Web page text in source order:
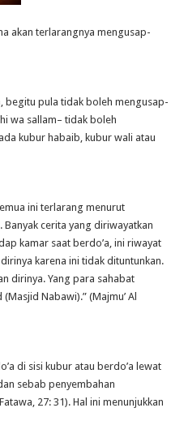
akan terlarangnya mengusap-
begitu pula tidak boleh mengusap-
wa sallam– tidak boleh
kubur habaib, kubur wali atau
ini terlarang menurut
cerita yang diriwayatkan
kamar saat berdo’a, ini riwayat
karena ini tidak dituntunkan.
dirinya. Yang para sahabat
Nabawi).” (Majmu’ Al
di sisi kubur atau berdo’a lewat
sebab penyembahan
27: 31). Hal ini menunjukkan